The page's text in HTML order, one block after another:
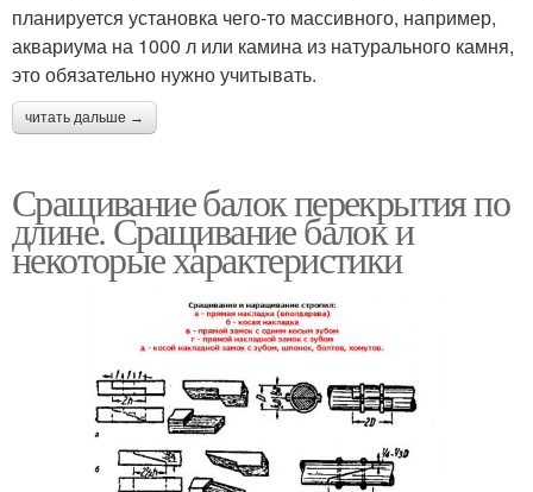
планируется установка чего-то массивного, например,
аквариума на 1000 л или камина из натурального камня,
это обязательно нужно учитывать.
читать дальше →
Сращивание балок перекрытия по
длине. Сращивание балок и
некоторые характеристики